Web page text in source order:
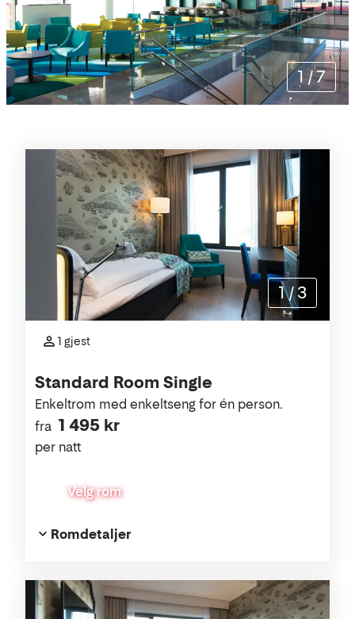
1 /7
Rommene
Standard Room Single
fra 1 495 kr
per natt
Enkeltrom med enkeltseng for én person.
Velg rom
1 gjest
Romdetaljer
1 / 3